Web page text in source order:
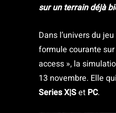
sur un terrain déjà
Dans l’univers du
formule courante
access », la
13 novembre. Elle
Series X|Set PC.